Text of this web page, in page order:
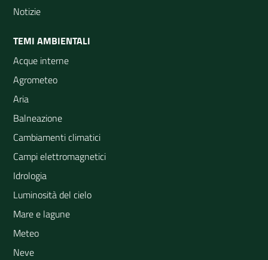
Notizie
TEMI AMBIENTALI
Acque interne
Agrometeo
Aria
Balneazione
Cambiamenti climatici
Campi elettromagnetici
Idrologia
Luminosità del cielo
Mare e lagune
Meteo
Neve